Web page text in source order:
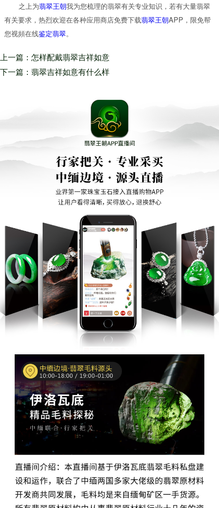
之上为翡翠王朝我为您梳理的翡翠有关专业知识，若有大量翡翠
有关要求，热烈欢迎在各种应用商店免费下载翡翠王朝APP，限免帮
您视頻在线鉴定翡翠。
上一篇：怎样配戴翡翠吉祥如意
翡翠吉祥如意有什么喻意
下一篇：翡翠吉祥如意有什么样